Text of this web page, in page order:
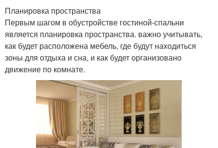
Планировка пространства
Первым шагом в обустройстве гостиной-спальни
является планировка пространства. важно учитывать,
как будет расположена мебель, где будут находиться
зоны для отдыха и сна, и как будет организовано
движение по комнате.